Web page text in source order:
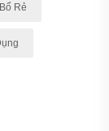
Rẻ